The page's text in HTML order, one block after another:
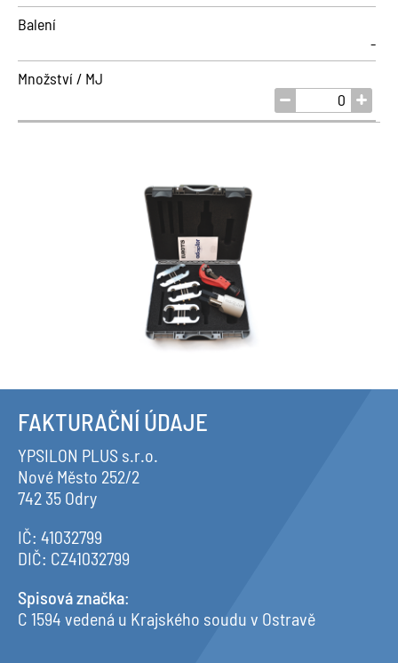
Balení
-
Množství / MJ
FAKTURAČNÍ ÚDAJE
YPSILON PLUS s.r.o.
Nové Město 252/2
742 35 Odry
IČ: 41032799
DIČ: CZ41032799
Spisová značka:
C 1594 vedená u Krajského soudu v Ostravě